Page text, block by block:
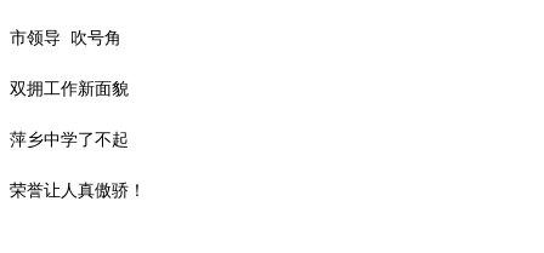
市领导 吹号角
双拥工作新面貌
萍乡中学了不起
荣誉让人真傲骄！